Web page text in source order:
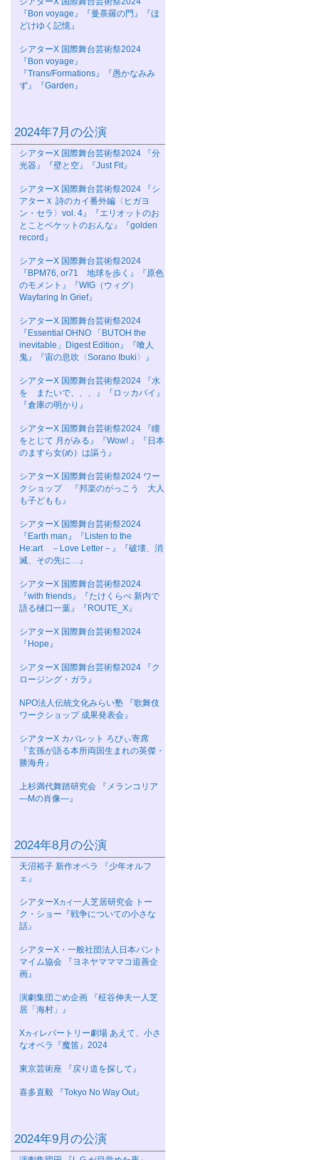
『Bon voyage』『曼荼羅の門』『ほ
どけゆく記憶』
シアターΧ 国際舞台芸術祭2024
『Bon voyage』
『Trans/Formations』『愚かなみみ
ず』『Garden』
2024年7月の公演
シアターΧ 国際舞台芸術祭2024 『分
光器』『壁と空』『Just Fit』
シアターΧ 国際舞台芸術祭2024 『シ
アターＸ 詩のカイ番外編〈ヒガヨ
ン・セラ〉vol. 4』『エリオットのお
とことベケットのおんな』『golden
record』
シアターΧ 国際舞台芸術祭2024
『BPM76, or71 地球を歩く』『原色
のモメント』『WIG（ウィグ）
Wayfaring In Grief』
シアターΧ 国際舞台芸術祭2024
『Essential OHNO 「BUTOH the
inevitable」Digest Edition』『喰人
鬼』『宙の息吹〈Sorano Ibuki〉』
シアターΧ 国際舞台芸術祭2024 『水
を またいで、、、』『ロッカバイ』
『倉庫の明かり』
シアターΧ 国際舞台芸術祭2024 『瞳
をとじて 月がみる』『Wow! 』『日本
のますら女(め）は謳う』
シアターΧ 国際舞台芸術祭2024 ワー
クショップ 『邦楽のがっこう 大人
も子どもも』
シアターΧ 国際舞台芸術祭2024
『Earth man』『Listen to the
He:art －Love Letter－』『破壊、消
滅、その先に…』
シアターΧ 国際舞台芸術祭2024
『with friends』『たけくらべ 新内で
語る樋口一葉』『ROUTE_X』
シアターΧ 国際舞台芸術祭2024
『Hope』
シアターΧ 国際舞台芸術祭2024 『ク
ロージング・ガラ』
NPO法人伝統文化みらい塾 『歌舞伎
ワークショップ 成果発表会』
シアターΧ カバレット ろびぃ寄席
『玄孫が語る本所両国生まれの英傑・
勝海舟』
上杉満代舞踏研究会 『メランコリア
―Mの肖像―』
2024年8月の公演
天沼裕子 新作オペラ 『少年オルフ
ェ』
シアターΧカイ一人芝居研究会 トー
ク・ショー『戦争についての小さな
話』
シアターΧ・一般社団法人日本パント
マイム協会 『ヨネヤマママコ追善企
画』
演劇集団ごめ企画 『柾谷伸夫一人芝
居「海村」』
Χカイ レパートリー劇場 あえて、小さ
なオペラ『魔笛』2024
東京芸術座 『戻り道を探して』
喜多直毅 『Tokyo No Way Out』
2024年9月の公演